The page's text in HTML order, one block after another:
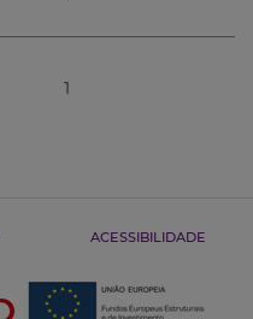
1
ACESSIBILIDADE